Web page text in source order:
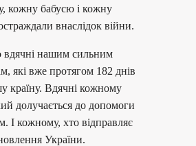
кожну бабусю і кожну
внаслідок війни.
нашим сильним
які вже протягом 182 днів
країну. Вдячні кожному
долучається до допомоги
І кожному, хто відправляє
України.